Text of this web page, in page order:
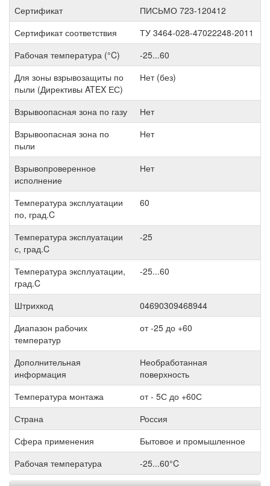
Сертификат
ПИСЬМО 723-120412
Сертификат соответствия
ТУ 3464-028-47022248-2011
Рабочая температура (°C)
-25...60
Для зоны взрывозащиты по
пыли (Директивы ATEX ЕС)
Нет (без)
Взрывоопасная зона по газу
Нет
Взрывоопасная зона по
пыли
Нет
Взрывопроверенное
исполнение
Нет
Температура эксплуатации
по, град.C
60
Температура эксплуатации
с, град.C
-25
Температура эксплуатации,
град.C
-25...60
Штрихкод
04690309468944
Диапазон рабочих
температур
от -25 до +60
Дополнительная
информация
Необработанная
поверхность
Температура монтажа
от - 5С до +60С
Страна
Россия
Сфера применения
Бытовое и промышленное
Рабочая температура
-25...60°C